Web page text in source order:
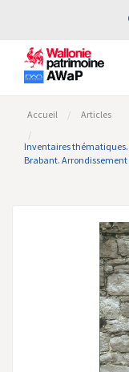
Accueil Articles
Inventaires thématiques.
Brabant. Arrondissement